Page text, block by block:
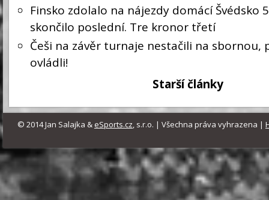
Finsko zdolalo na nájezdy domácí Švédsko
skončilo poslední. Tre kronor třetí
Češi na závěr turnaje nestačili na sbornou,
ovládli!
Starší články
© 2014 Jan Salajka & eSports.cz, s.r.o. | Všechna práva vyhrazena |